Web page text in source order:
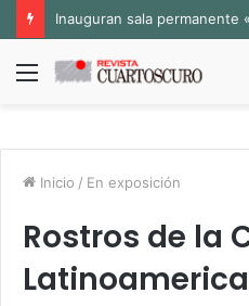
Menú
Inicio / En exposición
Rostros de la